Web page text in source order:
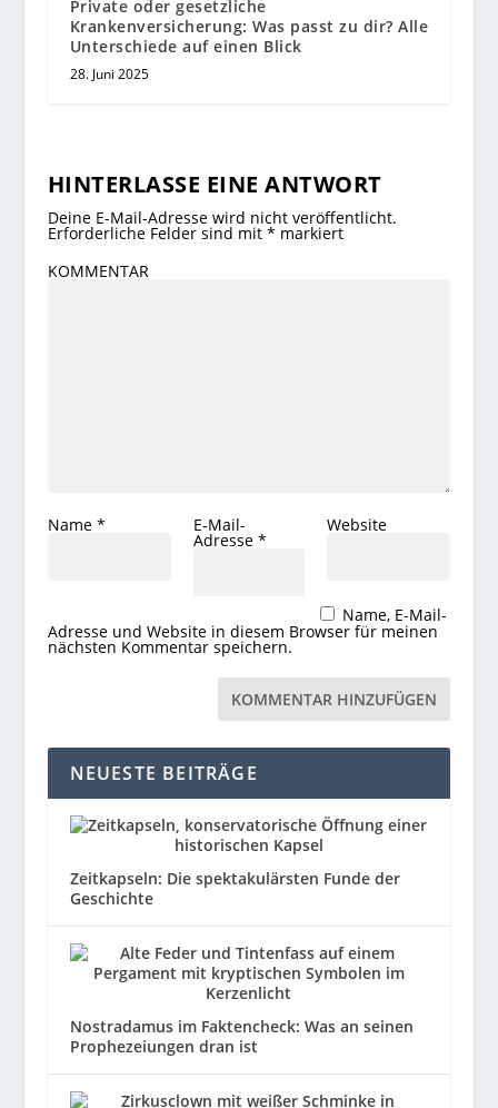
Private oder gesetzliche
Krankenversicherung: Was passt zu dir? Alle
Unterschiede auf einen Blick
28. Juni 2025
HINTERLASSE EINE ANTWORT
Deine E-Mail-Adresse wird nicht veröffentlicht.
Erforderliche Felder sind mit * markiert
KOMMENTAR
Name * E-Mail-
Adresse *
Website
Name, E-Mail-
Adresse und Website in diesem Browser für meinen
nächsten Kommentar speichern.
NEUESTE BEITRÄGE
Zeitkapseln: Die spektakulärsten Funde der
Geschichte
Nostradamus im Faktencheck: Was an seinen
Prophezeiungen dran ist